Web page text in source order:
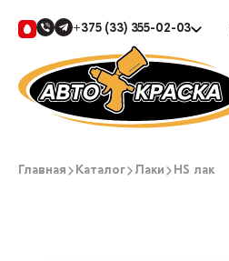
+375 (33) 355-02-03
Главная Каталог Лаки HS лак